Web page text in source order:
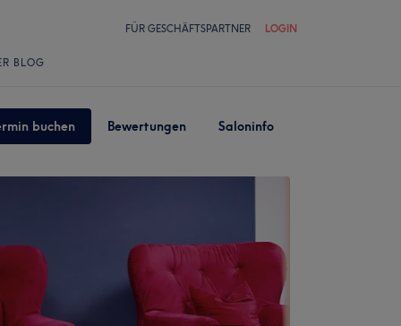
FÜR GESCHÄFTSPARTNER LOGIN
BLOG
buchen Bewertungen Saloninfo